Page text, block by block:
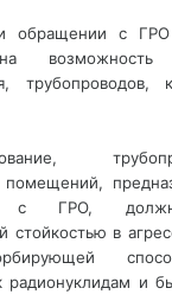
обращении с
возможность
трубопроводов,
помещений,
с ГРО,
стойкостью в
и